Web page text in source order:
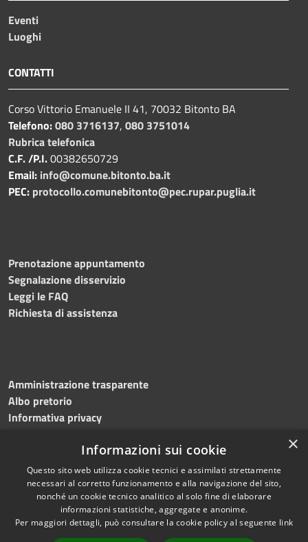
Eventi
Luoghi
CONTATTI
Corso Vittorio Emanuele II 41, 70032 Bitonto BA
Telefono:080 3716137, 080 3751014
Rubrica telefonica
C.F. /P.I.00382650729
Email: info@comune.bitonto.ba.it
PEC: protocollo.comunebitonto@pec.rupar.puglia.it
Prenotazione appuntamento
Segnalazione disservizio
Leggi le FAQ
Richiesta di assistenza
Amministrazione trasparente
Albo pretorio
Informativa privacy
Dichiarazione di accessibilità Meccanismo di feedback
RSS
Accessibilità
Copyright © 2026 • Comune di
Bitonto • Powered by
×
Informazioni sui cookie
Questo sito web utilizza cookie tecnici e assimilati strettamente
necessari al corretto funzionamento e alla navigazione del sito,
nonché un cookie tecnico analitico al solo fine di elaborare
informazioni statistiche, aggregate e anonime.
Per maggiori dettagli, può consultare la cookie policy al seguente link